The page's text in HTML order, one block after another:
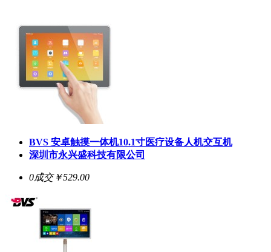
BVS 安卓触摸一体机10.1寸医疗设备人机交互机
深圳市永兴盛科技有限公司
0成交￥529.00